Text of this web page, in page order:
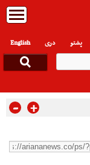
English دری پشتو
- +